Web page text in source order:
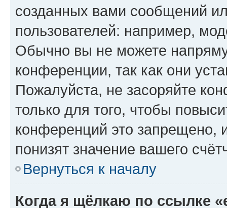
созданных вами сообщений
пользователей: например,
Обычно вы не можете
конференции, так как они
Пожалуйста, не засоряйте
только для того, чтобы
конференций это запрещено,
понизят значение вашего
Вернуться к началу
Когда я щёлкаю по ссылке